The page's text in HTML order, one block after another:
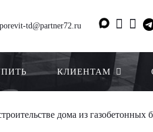
porevit-td@partner72.ru
КЛИЕНТАМ
дома из газобетонных